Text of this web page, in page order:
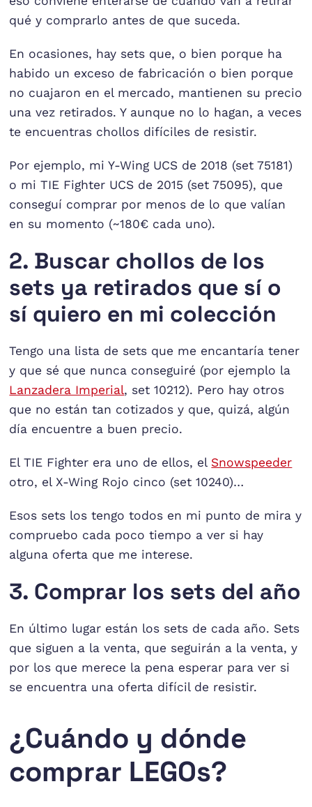
qué y comprarlo antes de que suceda.
En ocasiones, hay sets que, o bien porque ha
habido un exceso de fabricación o bien porque
no cuajaron en el mercado, mantienen su precio
una vez retirados. Y aunque no lo hagan, a veces
te encuentras chollos difíciles de resistir.
Por ejemplo, mi Y-Wing UCS de 2018 (set 75181)
o mi TIE Fighter UCS de 2015 (set 75095), que
conseguí comprar por menos de lo que valían
en su momento (~180€ cada uno).
2. Buscar chollos de los
sets ya retirados que sí o
sí quiero en mi colección
Tengo una lista de sets que me encantaría tener
y que sé que nunca conseguiré (por ejemplo la
Lanzadera Imperial, set 10212). Pero hay otros
que no están tan cotizados y que, quizá, algún
día encuentre a buen precio.
El TIE Fighter era uno de ellos, el Snowspeeder
otro, el X-Wing Rojo cinco (set 10240)…
Esos sets los tengo todos en mi punto de mira y
compruebo cada poco tiempo a ver si hay
alguna oferta que me interese.
3. Comprar los sets del año
En último lugar están los sets de cada año. Sets
que siguen a la venta, que seguirán a la venta, y
por los que merece la pena esperar para ver si
se encuentra una oferta difícil de resistir.
¿Cuándo y dónde
comprar LEGOs?